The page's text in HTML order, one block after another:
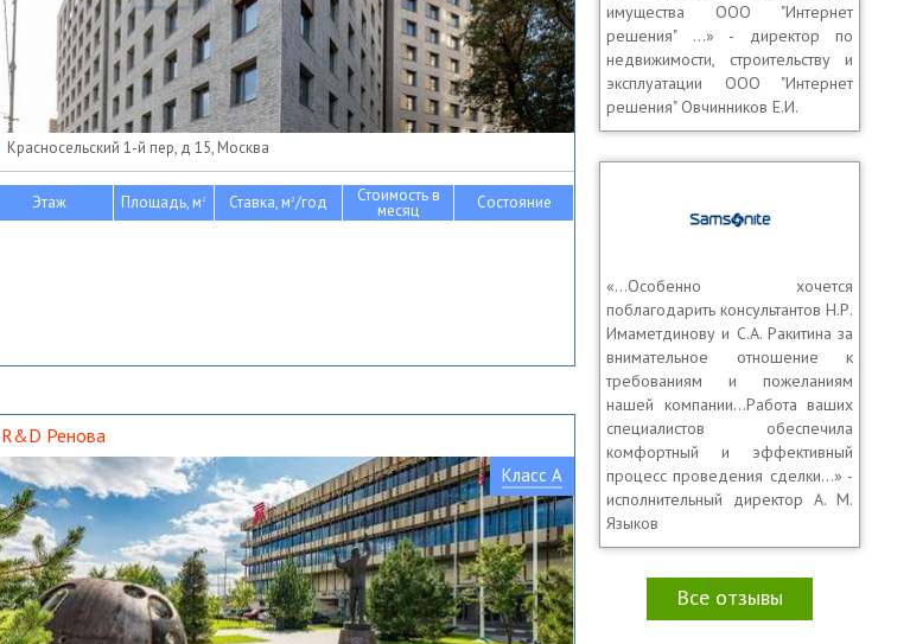
Красносельский 1-й пер, д 15, Москва
Этаж Площадь, м2 Ставка, м2/год Стоимость в
месяц Состояние
R&D Ренова
Класс A
имущества ООО "Интернет
решения" …» - директор по
недвижимости, строительству и
эксплуатации ООО "Интернет
решения" Овчинников Е.И.
«…Особенно хочется
поблагодарить консультантов Н.Р.
Имаметдинову и С.А. Ракитина за
внимательное отношение к
требованиям и пожеланиям
нашей компании…Работа ваших
специалистов обеспечила
комфортный и эффективный
процесс проведения сделки…» -
исполнительный директор А. М.
Языков
Все отзывы